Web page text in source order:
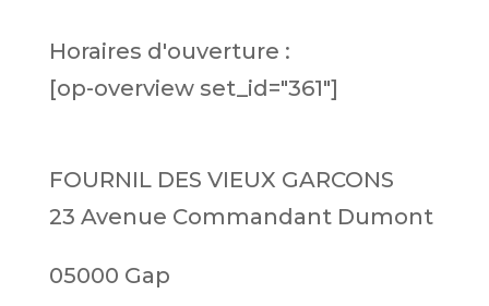
Horaires d'ouverture :
[op-overview set_id="361"]
FOURNIL DES VIEUX GARCONS
23 Avenue Commandant Dumont
05000 Gap